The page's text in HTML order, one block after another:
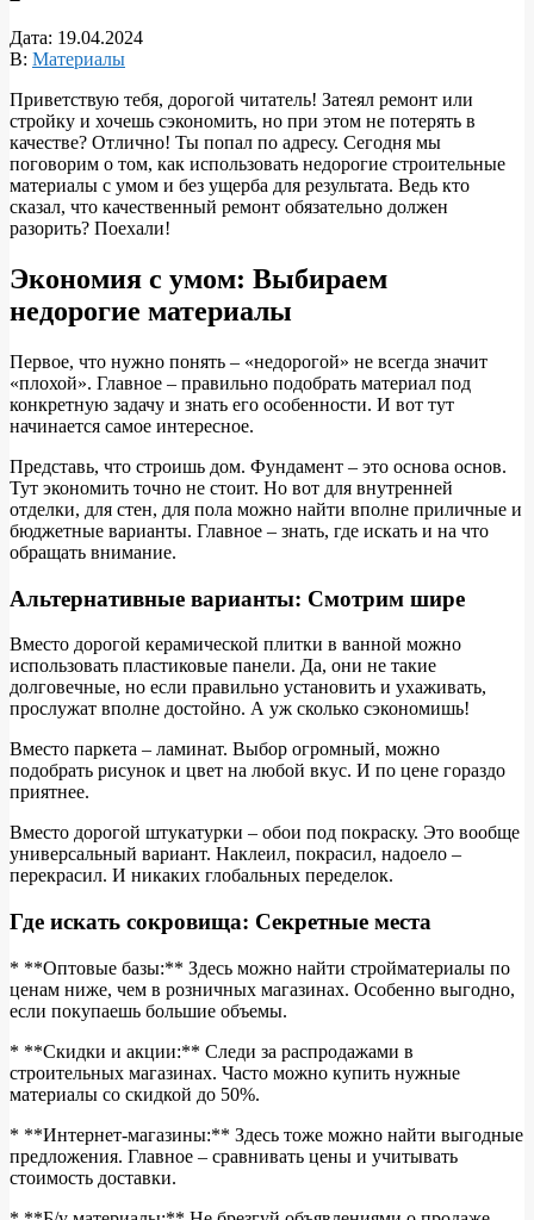
Дата: 19.04.2024
В: Материалы
Приветствую тебя, дорогой читатель! Затеял ремонт или
стройку и хочешь сэкономить, но при этом не потерять в
качестве? Отлично! Ты попал по адресу. Сегодня мы
поговорим о том, как использовать недорогие строительные
материалы с умом и без ущерба для результата. Ведь кто
сказал, что качественный ремонт обязательно должен
разорить? Поехали!
Экономия с умом: Выбираем
недорогие материалы
Первое, что нужно понять – «недорогой» не всегда значит
«плохой». Главное – правильно подобрать материал под
конкретную задачу и знать его особенности. И вот тут
начинается самое интересное.
Представь, что строишь дом. Фундамент – это основа основ.
Тут экономить точно не стоит. Но вот для внутренней
отделки, для стен, для пола можно найти вполне приличные и
бюджетные варианты. Главное – знать, где искать и на что
обращать внимание.
Альтернативные варианты: Смотрим шире
Вместо дорогой керамической плитки в ванной можно
использовать пластиковые панели. Да, они не такие
долговечные, но если правильно установить и ухаживать,
прослужат вполне достойно. А уж сколько сэкономишь!
Вместо паркета – ламинат. Выбор огромный, можно
подобрать рисунок и цвет на любой вкус. И по цене гораздо
приятнее.
Вместо дорогой штукатурки – обои под покраску. Это вообще
универсальный вариант. Наклеил, покрасил, надоело –
перекрасил. И никаких глобальных переделок.
Где искать сокровища: Секретные места
* **Оптовые базы:** Здесь можно найти стройматериалы по
ценам ниже, чем в розничных магазинах. Особенно выгодно,
если покупаешь большие объемы.
* **Скидки и акции:** Следи за распродажами в
строительных магазинах. Часто можно купить нужные
материалы со скидкой до 50%.
* **Интернет-магазины:** Здесь тоже можно найти выгодные
предложения. Главное – сравнивать цены и учитывать
стоимость доставки.